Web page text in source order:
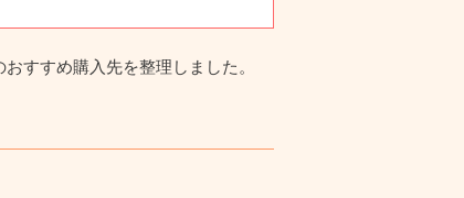
すすめ購入先を整理しました。